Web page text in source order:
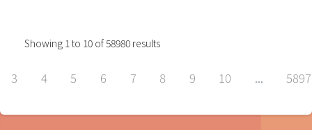
Showing 1to 10 of58980 results
3 4 5 6 7 8 9 10 ... 5897